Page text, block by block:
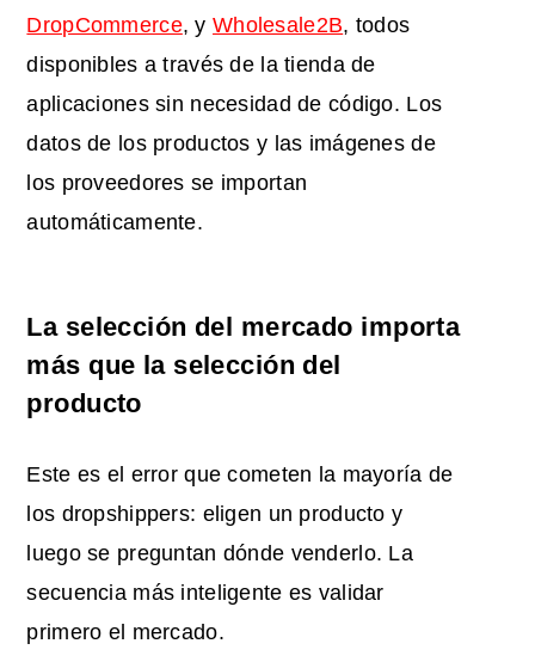
DropCommerce, yWholesale2B, todos
disponibles a través de la tienda de
aplicaciones sin necesidad de código. Los
datos de los productos y las imágenes de
los proveedores se importan
automáticamente.
La selección del mercado importa
más que la selección del
producto
Este es el error que cometen la mayoría de
los dropshippers: eligen un producto y
luego se preguntan dónde venderlo. La
secuencia más inteligente es validar
primero el mercado.